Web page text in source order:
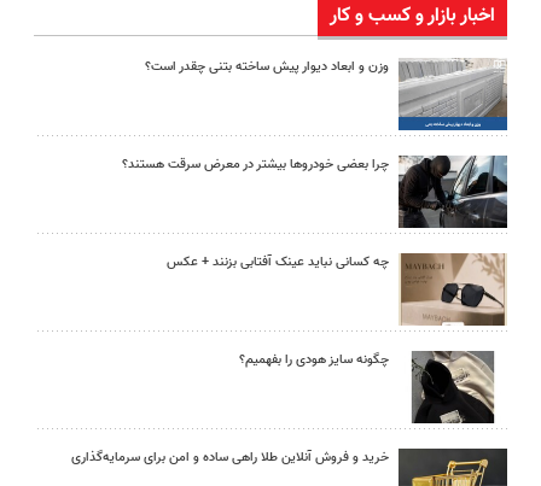
اخبار بازار و کسب و کار
وزن و ابعاد دیوار پیش ساخته بتنی چقدر است؟
چرا بعضی خودروها بیشتر در معرض سرقت هستند؟
چه کسانی نباید عینک آفتابی بزنند + عکس
چگونه سایز هودی را بفهمیم؟
خرید و فروش آنلاین طلا راهی ساده و امن برای سرمایه‌گذاری